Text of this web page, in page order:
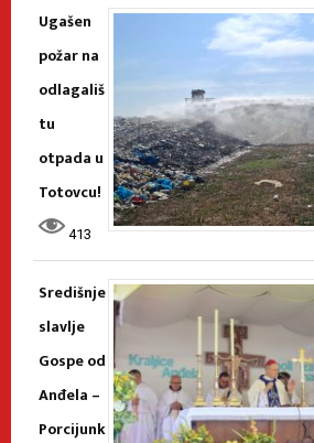
Ugašen
požar na
odlagališ
tu
otpada u
Totovcu!
413
Središnje
slavlje
Gospe od
Anđela –
Porcijunk